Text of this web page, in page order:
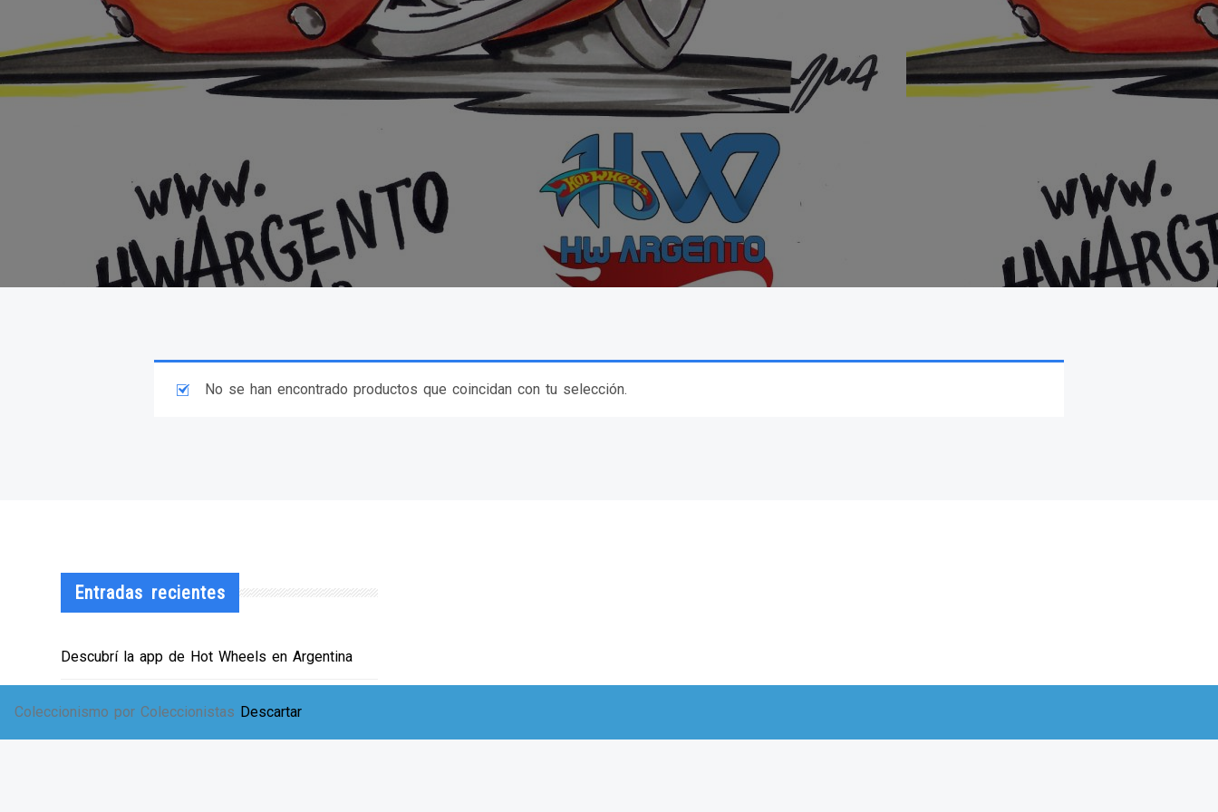
Coleccionismo por Coleccionistas Descartar
No se han encontrado productos que coincidan con tu selección.
Entradas recientes
Descubrí la app de Hot Wheels en Argentina
EXPO SOLIDARIA